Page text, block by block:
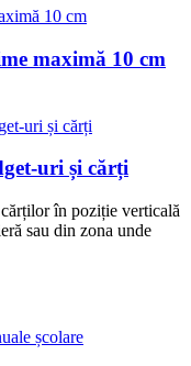
maximă 10 cm
uri și cărți
în poziție verticală
sau din zona unde